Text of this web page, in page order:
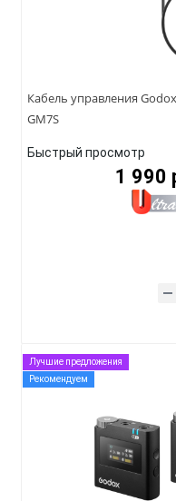
Кабель управления
GM7S
Быстрый просмотр
1 990
Лучшие предложения
Рекомендуем